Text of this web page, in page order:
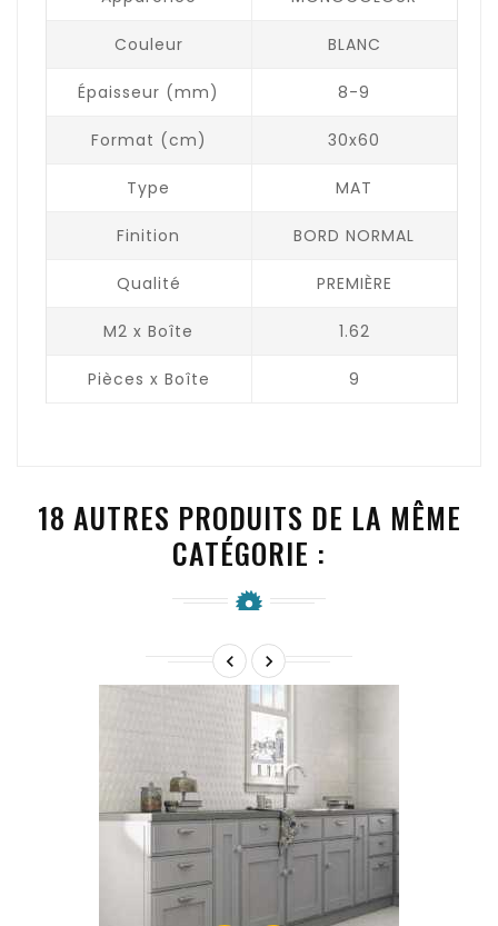
Couleur BLANC
Épaisseur (mm) 8-9
Format (cm) 30x60
Type MAT
Finition BORD NORMAL
Qualité PREMIÈRE
M2 x Boîte 1.62
Pièces x Boîte 9
18 AUTRES PRODUITS DE LA MÊME
CATÉGORIE :
 